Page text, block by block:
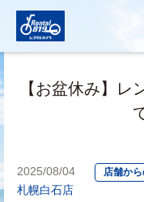
【お盆休み】レ
2025/08/04 店舗か
札幌白石店